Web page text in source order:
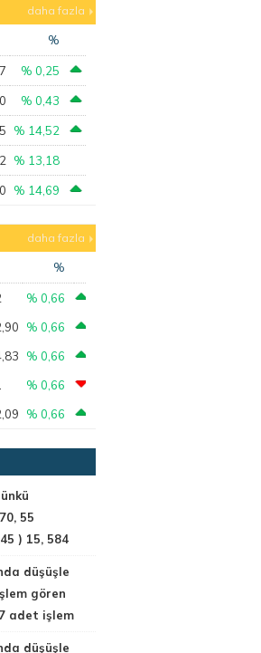
daha fazla
%
% 0,25
% 0,43
% 14,52
% 13,18
% 14,69
daha fazla
%
% 0,66
% 0,66
% 0,66
% 0,66
% 0,66
55
) 15, 584
düşüşle
gören
adet işlem
düşüşle